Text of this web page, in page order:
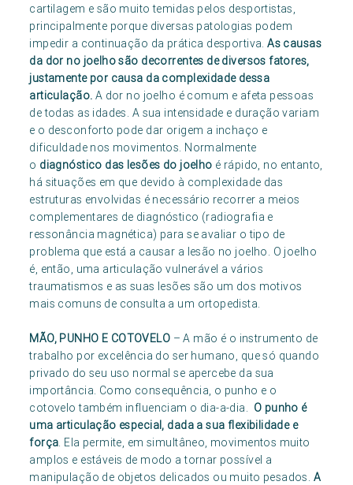
cartilagem e são muito temidas pelos desportistas,
principalmente porque diversas patologias podem
impedir a continuação da prática desportiva.As causas
da dor no joelho são decorrentes de diversos fatores,
justamente por causa da complexidade dessa
articulação. A dor no joelho é comum e afeta pessoas
de todas as idades. A sua intensidade e duração variam
e o desconforto pode dar origem a inchaço e
dificuldade nos movimentos. Normalmente
o diagnóstico das lesões do joelho é rápido, no entanto,
há situações em que devido à complexidade das
estruturas envolvidas é necessário recorrer a meios
complementares de diagnóstico (radiografia e
ressonância magnética) para se avaliar o tipo de
problema que está a causar a lesão no joelho. O joelho
é, então, uma articulação vulnerável a vários
traumatismos e as suas lesões são um dos motivos
mais comuns de consulta a um ortopedista.
MÃO, PUNHO E COTOVELO – A mão é o instrumento de
trabalho por excelência do ser humano, que só quando
privado do seu uso normal se apercebe da sua
importância. Como consequência, o punho e o
cotovelo também influenciam o dia-a-dia. O punho é
uma articulação especial, dada a sua flexibilidade e
força. Ela permite, em simultâneo, movimentos muito
amplos e estáveis de modo a tornar possível a
manipulação de objetos delicados ou muito pesados. A